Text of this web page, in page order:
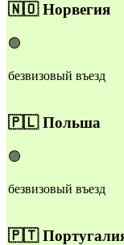
🇳🇴Норвегия
🟢
безвизовый въезд
🇵🇱Польша
🟢
безвизовый въезд
🇵🇹